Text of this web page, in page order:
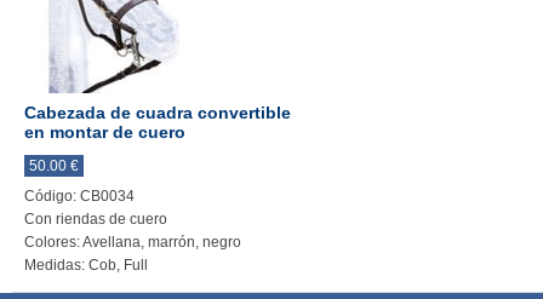
Cabezada de cuadra convertible
en montar de cuero
50.00 €
Código: CB0034
Con riendas de cuero
Colores: Avellana, marrón, negro
Medidas: Cob, Full